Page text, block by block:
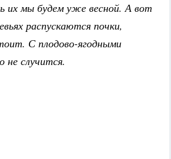
их мы будем уже весной. А вот
распускаются почки,
С плодово-ягодными
не случится.